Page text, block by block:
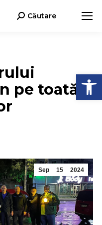
Search:Căutare
pe toată
Sep 15 2024